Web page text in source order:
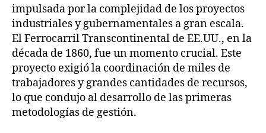
impulsada por la complejidad de los proyectos
industriales y gubernamentales a gran escala.
El Ferrocarril Transcontinental de EE.UU., en la
década de 1860, fue un momento crucial. Este
proyecto exigió la coordinación de miles de
trabajadores y grandes cantidades de recursos,
lo que condujo al desarrollo de las primeras
metodologías de gestión.